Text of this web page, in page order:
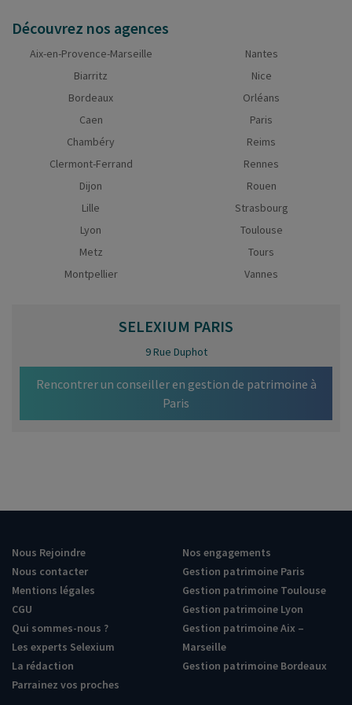
Découvrez nos agences
Aix-en-Provence-Marseille
Biarritz
Bordeaux
Caen
Chambéry
Clermont-Ferrand
Dijon
Lille
Lyon
Metz
Montpellier
Nantes
Nice
Orléans
Paris
Reims
Rennes
Rouen
Strasbourg
Toulouse
Tours
Vannes
SELEXIUM PARIS
9 Rue Duphot
Rencontrer un conseiller en gestion de patrimoine à
Paris
Nous Rejoindre
Nous contacter
Mentions légales
CGU
Qui sommes-nous ?
Les experts Selexium
La rédaction
Parrainez vos proches
Nos engagements
Gestion patrimoine Paris
Gestion patrimoine Toulouse
Gestion patrimoine Lyon
Gestion patrimoine Aix –
Marseille
Gestion patrimoine Bordeaux